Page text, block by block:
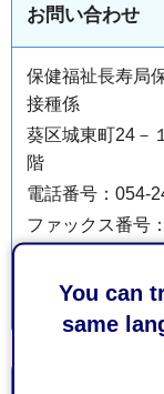
You can
same
お問い合わせ
保健福祉長寿局
接種係
葵区城東町24
階
電話番号：054-
ファックス番号